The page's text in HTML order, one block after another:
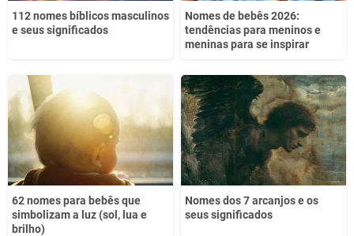
112 nomes bíblicos masculinos
e seus significados
Nomes de bebês 2026:
tendências para meninos e
meninas para se inspirar
62 nomes para bebês que
simbolizam a luz (sol, lua e
brilho)
Nomes dos 7 arcanjos e os
seus significados